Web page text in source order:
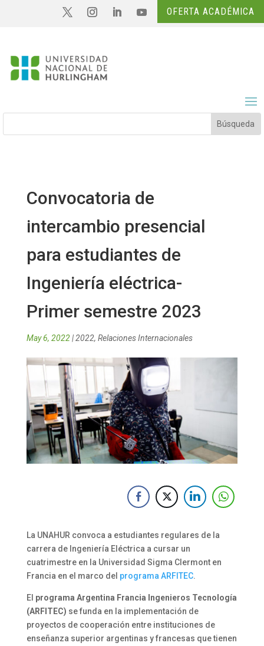
OFERTA ACADÉMICA
Convocatoria de
intercambio presencial
para estudiantes de
Ingeniería eléctrica-
Primer semestre 2023
May 6, 2022|2022, Relaciones Internacionales
La UNAHUR convoca a estudiantes regulares de la
carrera de Ingeniería Eléctrica a cursar un
cuatrimestre en la Universidad Sigma Clermont en
Francia en el marco del programa ARFITEC.
El programa Argentina Francia Ingenieros Tecnología
(ARFITEC) se funda en la implementación de
proyectos de cooperación entre instituciones de
enseñanza superior argentinas y francesas que tienen